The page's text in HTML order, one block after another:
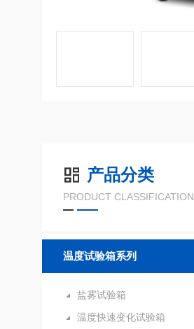
产品分类
PRODUCT CLASSIFICATION
温度试验箱系列
盐雾试验箱
温度快速变化试验箱